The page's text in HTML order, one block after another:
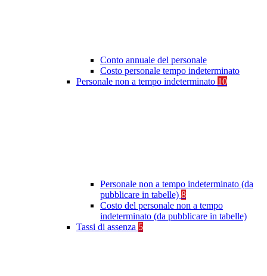
Conto annuale del personale
Costo personale tempo indeterminato
Personale non a tempo indeterminato 10
Personale non a tempo indeterminato (da
pubblicare in tabelle) 8
Costo del personale non a tempo
indeterminato (da pubblicare in tabelle)
Tassi di assenza 5